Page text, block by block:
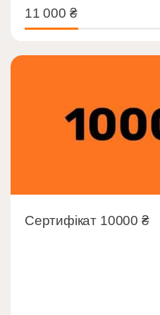
11 000 ₴
Сертифікат 10000 ₴